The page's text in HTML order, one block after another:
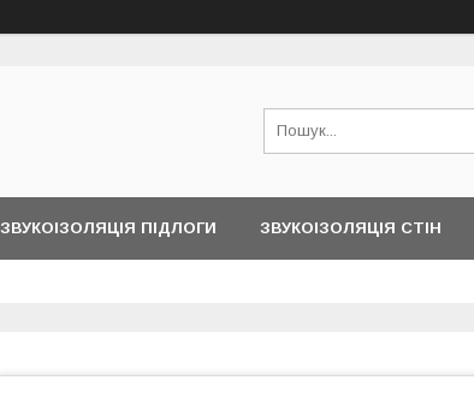
ЗВУКОІЗОЛЯЦІЯ ПІДЛОГИ ЗВУКОІЗОЛЯЦІЯ СТІН